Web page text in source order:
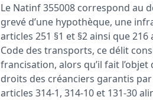
Le Natinf 355008 correspond au
grevé d’une hypothèque, une
articles 251 §1 et §2 ainsi que
Code des transports, ce délit
francisation, alors qu’il fait
droits des créanciers garantis
articles 314-1, 314-10 et 131-30